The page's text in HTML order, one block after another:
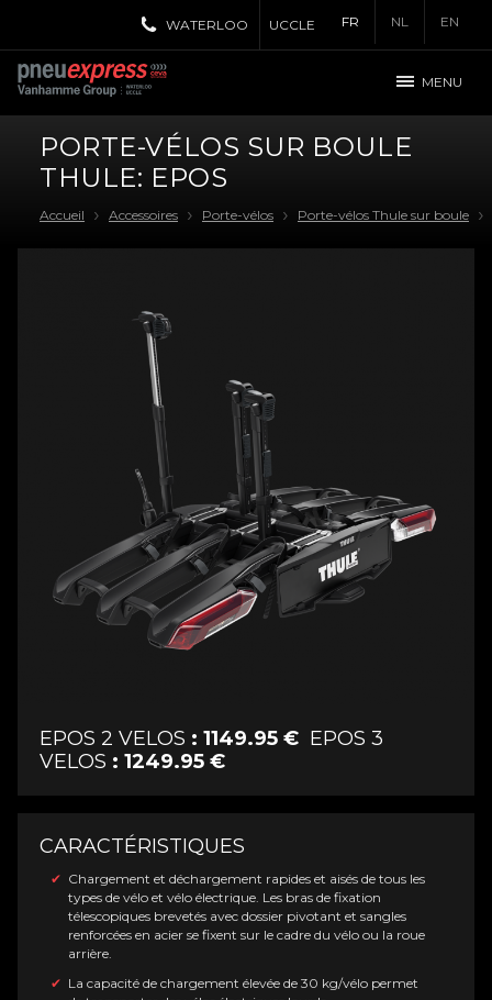
FR NL EN
WATERLOO UCCLE
MENU
PORTE-VÉLOS SUR BOULE
THULE: EPOS
Accueil Accessoires Porte-vélos Porte-vélos Thule sur boule
EPOS 2 VELOS : 1149.95 € EPOS 3
VELOS : 1249.95 €
CARACTÉRISTIQUES
Chargement et déchargement rapides et aisés de tous les
types de vélo et vélo électrique. Les bras de fixation
télescopiques brevetés avec dossier pivotant et sangles
renforcées en acier se fixent sur le cadre du vélo ou la roue
arrière.
La capacité de chargement élevée de 30 kg/vélo permet